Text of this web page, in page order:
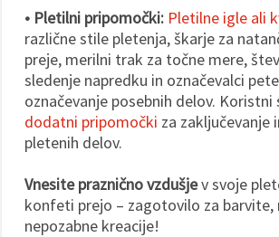
• Pletilni pripomočki: Pletilne igle ali
različne stile pletenja, škarje za
preje, merilni trak za točne mere,
sledenje napredku in označevalci
označevanje posebnih delov.
dodatni pripomočki za zaključevanje
pletenih delov.
Vnesite praznično vzdušjev svoje
konfeti prejo – zagotovilo za barvite,
nepozabne kreacije!